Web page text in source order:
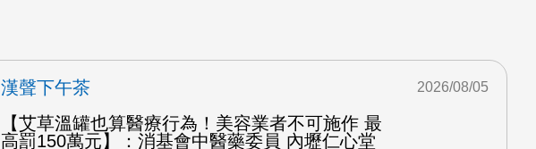
漢聲下午茶
【艾草溫罐也算醫療行為！美容業者不可施作 最
高罰150萬元】：消基會中醫藥委員 內壢仁心堂
2026/08/05